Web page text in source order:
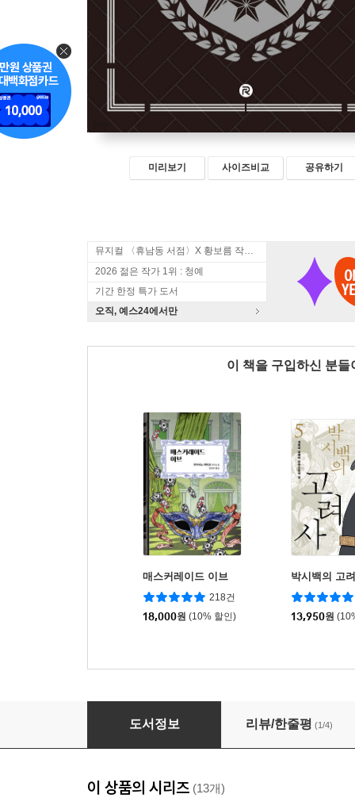
미리보기 사이즈비교 공유하기
뮤지컬 〈휴남동 서점〉X 황보름 작가 북토크
2026 젊은 작가 1위 : 청예
기간 한정 특가 도서
오직, 예스24에서만
이 책을 구입하신 분
매스커레이드 이브
218건
18,000원 (10% 할인)
박시백의 고
13,950원
검은머리 미군 대원수 2
도서정보 리뷰/한줄평 (1/4)
이 상품의 시리즈 (13개)